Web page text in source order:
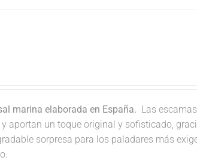
marina elaborada en España. Las
aportan un toque original y sofisticado,
sorpresa para los paladares más